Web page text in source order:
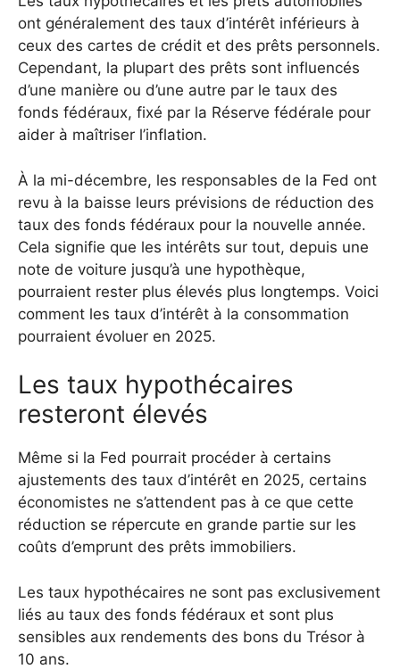
ont généralement des taux d’intérêt inférieurs à
ceux des cartes de crédit et des prêts personnels.
Cependant, la plupart des prêts sont influencés
d’une manière ou d’une autre par le taux des
fonds fédéraux, fixé par la Réserve fédérale pour
aider à maîtriser l’inflation.
À la mi-décembre, les responsables de la Fed ont
revu à la baisse leurs prévisions de réduction des
taux des fonds fédéraux pour la nouvelle année.
Cela signifie que les intérêts sur tout, depuis une
note de voiture jusqu’à une hypothèque,
pourraient rester plus élevés plus longtemps. Voici
comment les taux d’intérêt à la consommation
pourraient évoluer en 2025.
Les taux hypothécaires
resteront élevés
Même si la Fed pourrait procéder à certains
ajustements des taux d’intérêt en 2025, certains
économistes ne s’attendent pas à ce que cette
réduction se répercute en grande partie sur les
coûts d’emprunt des prêts immobiliers.
Les taux hypothécaires ne sont pas exclusivement
liés au taux des fonds fédéraux et sont plus
sensibles aux rendements des bons du Trésor à
10 ans.